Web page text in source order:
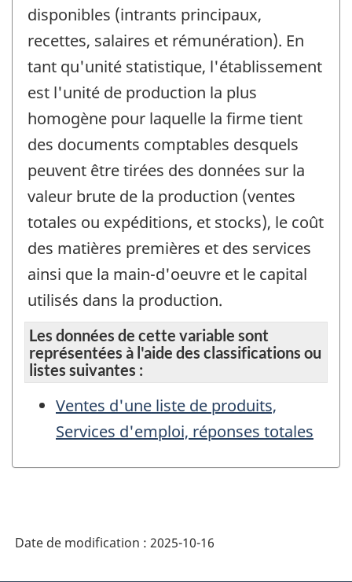
disponibles (intrants principaux,
recettes, salaires et rémunération). En
tant qu'unité statistique, l'établissement
est l'unité de production la plus
homogène pour laquelle la firme tient
des documents comptables desquels
peuvent être tirées des données sur la
valeur brute de la production (ventes
totales ou expéditions, et stocks), le coût
des matières premières et des services
ainsi que la main-d'oeuvre et le capital
utilisés dans la production.
Les données de cette variable sont
représentées à l'aide des classifications ou
listes suivantes :
Ventes d'une liste de produits,
Services d'emploi, réponses totales
Date de modification : 2025-10-16